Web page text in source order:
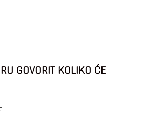
GOVORIT KOLIKO ĆE